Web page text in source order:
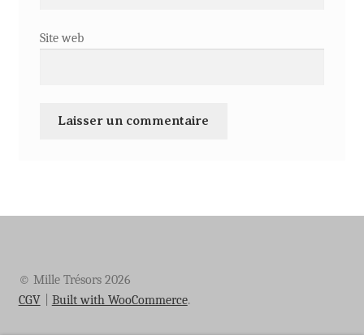
Site web
© Mille Trésors 2026
CGV
Built with WooCommerce.